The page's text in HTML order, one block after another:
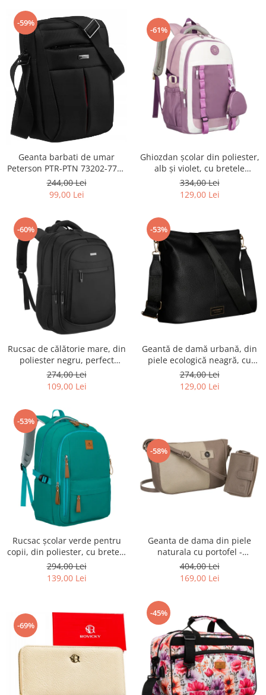
-59%
Geanta barbati de umar
Peterson PTR-PTN 73202-7738
BL
244,00 Lei
99,00 Lei
-61%
Ghiozdan școlar din poliester,
alb și violet, cu bretele
reglabile - Peterson PTR-PTN
8603-1303 PURPLE
334,00 Lei
129,00 Lei
-60%
Rucsac de călătorie mare, din
poliester negru, perfect
pentru bagajul de mână -
Rovicky PTR-R-BHX-05-1020
BLACK
274,00 Lei
109,00 Lei
-53%
Geantă de damă urbană, din
piele ecologică neagră, cu
curea reglabilă - Peterson
PTR-PTN JK6-06-6642
274,00 Lei
129,00 Lei
-53%
Rucsac școlar verde pentru
copii, din poliester, cu bretele
reglabile - Peterson PTR-PTN
BHX-01-9259 Gree
294,00 Lei
139,00 Lei
-58%
Geanta de dama din piele
naturala cu portofel -
Peterson PTR-PTN CF4-DS-
5216 D.BE
404,00 Lei
169,00 Lei
-69%
-45%